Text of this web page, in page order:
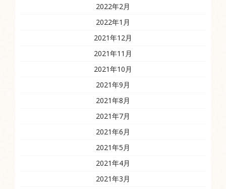
2022年2月
2022年1月
2021年12月
2021年11月
2021年10月
2021年9月
2021年8月
2021年7月
2021年6月
2021年5月
2021年4月
2021年3月